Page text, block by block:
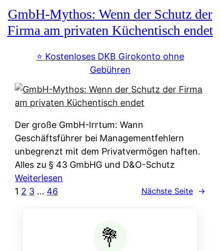
W
e
r
s
i
c
h
e
t
e
u
d
n
w
l
c
h
e
n
t
e
u
e
r
k
l
ä
u
GmbH-Mythos: Wenn der Schutz der
Firma am privaten Küchentisch endet
⭐️ Kostenloses DKB Girokonto ohne
Gebühren
Der große GmbH-Irrtum: Wann
Geschäftsführer bei Managementfehlern
unbegrenzt mit dem Privatvermögen haften.
Alles zu § 43 GmbHG und D&O-Schutz
Weiterlesen
1 2 3 … 46 Nächste Seite →